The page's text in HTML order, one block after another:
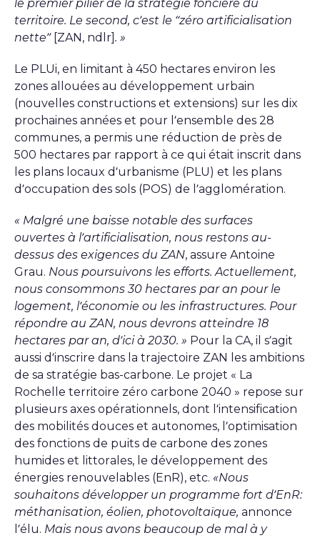
le premier pilier de la stratégie foncière du
territoire. Le second, c’est le “zéro artificialisation
nette” [ZAN, ndlr]. »
Le PLUi, en limitant à 450 hectares environ les
zones allouées au développement urbain
(nouvelles constructions et extensions) sur les dix
prochaines années et pour l’ensemble des 28
communes, a permis une réduction de près de
500 hectares par rapport à ce qui était inscrit dans
les plans locaux d’urbanisme (PLU) et les plans
d’occupation des sols (POS) de l’agglomération.
« Malgré une baisse notable des surfaces
ouvertes à l’artificialisation, nous restons au-
dessus des exigences du ZAN, assure Antoine
Grau. Nous poursuivons les efforts. Actuellement,
nous consommons 30 hectares par an pour le
logement, l’économie ou les infrastructures. Pour
répondre au ZAN, nous devrons atteindre 18
hectares par an, d’ici à 2030. » Pour la CA, il s’agit
aussi d’inscrire dans la trajectoire ZAN les ambitions
de sa stratégie bas-carbone. Le projet « La
Rochelle territoire zéro carbone 2040 » repose sur
plusieurs axes opérationnels, dont l’intensification
des mobilités douces et autonomes, l’optimisation
des fonctions de puits de carbone des zones
humides et littorales, le développement des
énergies renouvelables (EnR), etc. «Nous
souhaitons développer un programme fort d’EnR:
méthanisation, éolien, photovoltaïque, annonce
l’élu. Mais nous avons beaucoup de mal à y